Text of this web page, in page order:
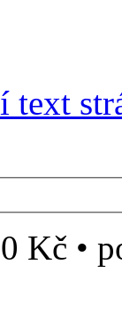
text
Kč •